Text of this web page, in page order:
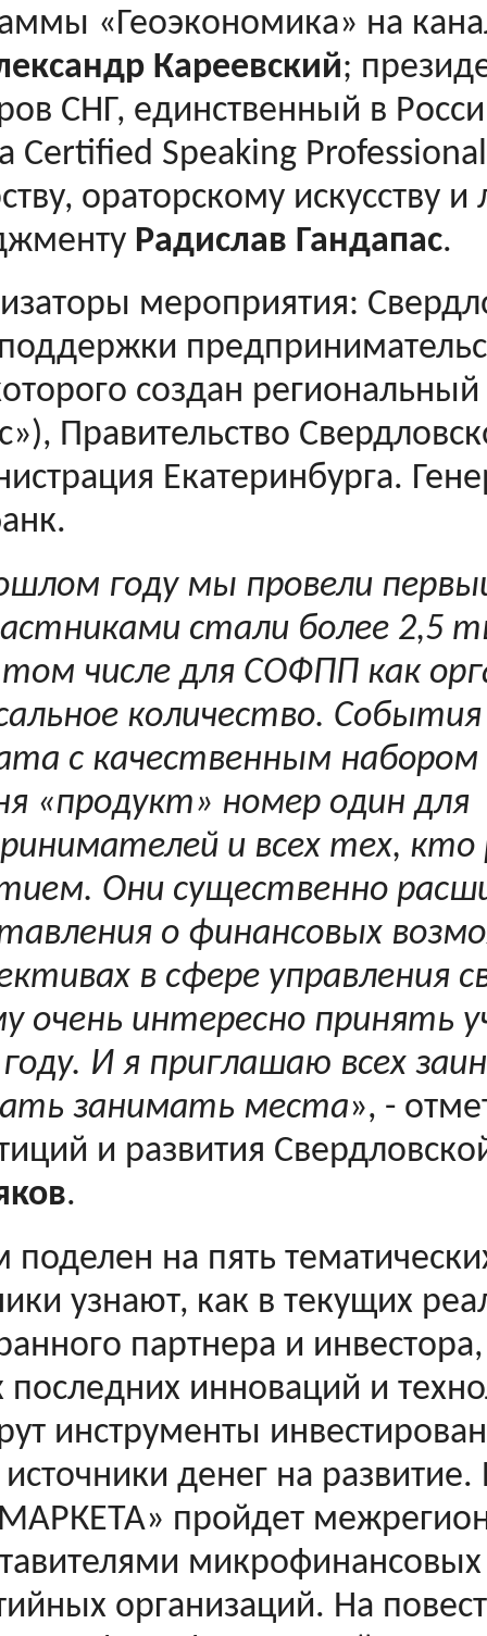
«Геоэкономика» на
Кареевский;
СНГ, единственный в
Certified Speaking
ораторскому искусству и
Радислав Гандапас.
мероприятия:
создан
Правительство
Екатеринбурга.
году мы провели
стали более 2,5
том числе для СОФПП как
количество.
с качественным набором
«продукт» номер один для
и всех тех,
Они существенно
о финансовых
в сфере управления
очень интересно принять
И я приглашаю всех
занимать места», -
и развития
.
на пять
узнают, как в текущих
партнера и
инноваций и
инструменты
денег на
пройдет
организаций. На